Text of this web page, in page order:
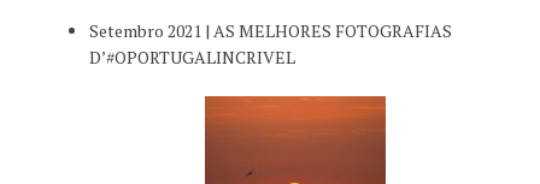
Setembro 2021 | AS MELHORES FOTOGRAFIAS
D’#OPORTUGALINCRIVEL